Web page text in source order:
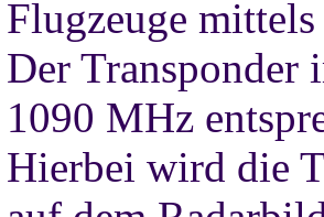
Flugzeuge
Der Transponder
1090 MHz
Hierbei wird die